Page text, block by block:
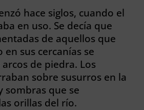
hace siglos, cuando el
en uso. Se decía que
de aquellos que
sus cercanías se
de piedra. Los
sobre susurros en la
sombras que se
orillas del río.